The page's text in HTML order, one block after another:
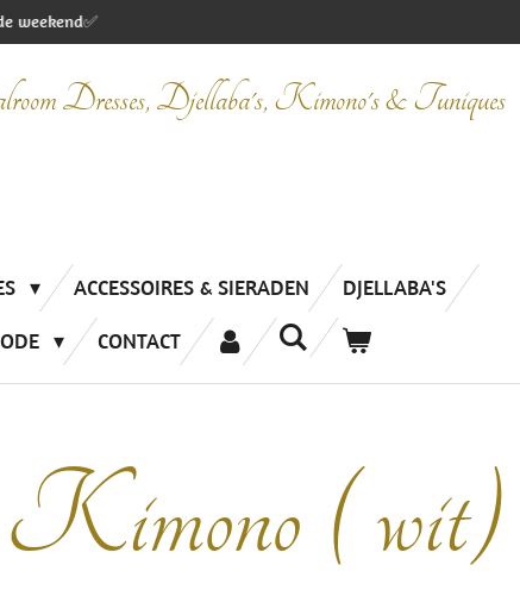
weekend✅
Dresses, Djellaba's, Kimono's & Tuniques
ACCESSOIRES & SIERADEN
DJELLABA'S
CONTACT
Kimono ( wit)